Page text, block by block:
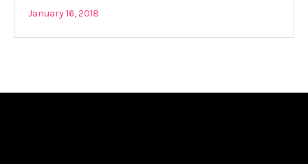
January 16, 2018